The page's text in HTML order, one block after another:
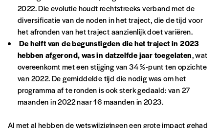
Cadeau
Faites découvrir l'Imagà un·e ami·e et offrez-
lui un abonnement ou numéro au choix.
J’offre un abonnement (5
numéros)
2022. Die evolutie houdt rechtstreeks verband met de
diversificatie van de noden in het traject, die de tijd voor
het afronden van het traject aanzienlijk doet variëren.
De helft van de begunstigden die het traject in 2023
hebben afgerond, was in datzelfde jaar toegelaten, wat
overeenkomt met een stijging van 34 %-punt ten opzichte
van 2022. De gemiddelde tijd die nodig was om het
programma af te ronden is ook sterk gedaald: van 27
maanden in 2022 naar 16 maanden in 2023.
Al met al hebben de wetswijzigingen een grote impact gehad